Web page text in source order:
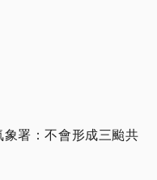
署：不會形成三颱共